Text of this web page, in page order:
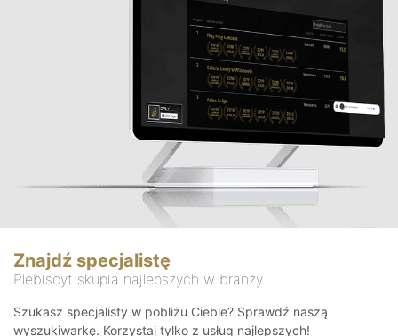
Znajdź specjalistę
Plebiscyt skupia najlepszych w branży
Szukasz specjalisty w pobliżu Ciebie? Sprawdź naszą
wyszukiwarkę. Korzystaj tylko z usług najlepszych!